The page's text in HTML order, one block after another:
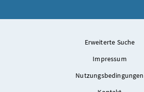
Erweiterte Suche
Impressum
Nutzungsbedingungen